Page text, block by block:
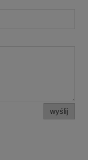
wyślij